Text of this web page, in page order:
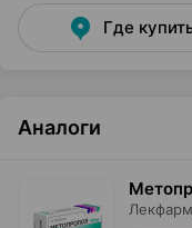
Где
Аналоги
Лекфарм